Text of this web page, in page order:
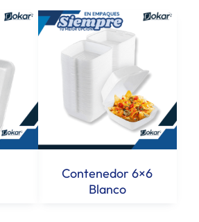
Contenedor 6×6
Blanco